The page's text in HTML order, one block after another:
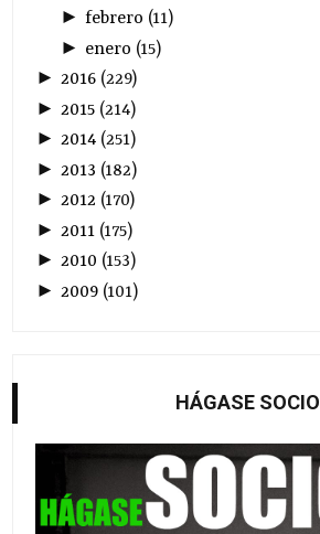
► febrero (11)
► enero (15)
►2016 (229)
► 2015 (214)
►2014 (251)
► 2013 (182)
►2012 (170)
► 2011 (175)
►2010 (153)
► 2009 (101)
HÁGASE SOCIO